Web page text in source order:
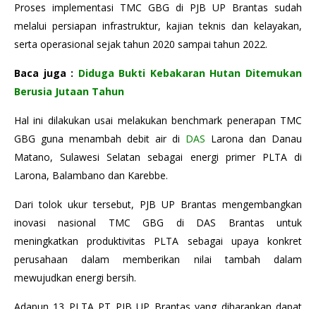
Proses implementasi TMC GBG di PJB UP Brantas sudah
melalui persiapan infrastruktur, kajian teknis dan kelayakan,
serta operasional sejak tahun 2020 sampai tahun 2022.
Baca juga : Diduga Bukti Kebakaran Hutan Ditemukan
Berusia Jutaan Tahun
Hal ini dilakukan usai melakukan benchmark penerapan TMC
GBG guna menambah debit air di DAS Larona dan Danau
Matano, Sulawesi Selatan sebagai energi primer PLTA di
Larona, Balambano dan Karebbe.
Dari tolok ukur tersebut, PJB UP Brantas mengembangkan
inovasi nasional TMC GBG di DAS Brantas untuk
meningkatkan produktivitas PLTA sebagai upaya konkret
perusahaan dalam memberikan nilai tambah dalam
mewujudkan energi bersih.